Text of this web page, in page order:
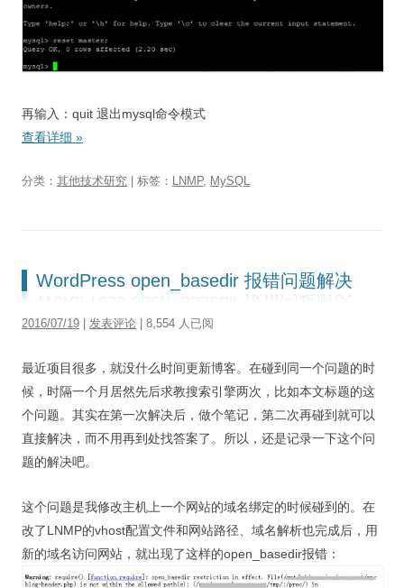
再输入：quit 退出mysql命令模式
查看详细 »
分类： 其他技术研究 | 标签： LNMP, MySQL
WordPress open_basedir 报错问题解决
2016/07/19 发表评论 | 8,554 人已阅
最近项目很多，就没什么时间更新博客。在碰到同一个问题的时
候，时隔一个月居然先后求教搜索引擎两次，比如本文标题的这
个问题。其实在第一次解决后，做个笔记，第二次再碰到就可以
直接解决，而不用再到处找答案了。所以，还是记录一下这个问
题的解决吧。
这个问题是我修改主机上一个网站的域名绑定的时候碰到的。在
改了LNMP的vhost配置文件和网站路径、域名解析也完成后，用
新的域名访问网站，就出现了这样的open_basedir报错：